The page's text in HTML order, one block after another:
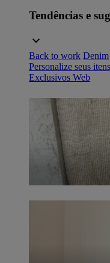
Tendências e
Back to work Denim
Personalize seus
Exclusivos Web